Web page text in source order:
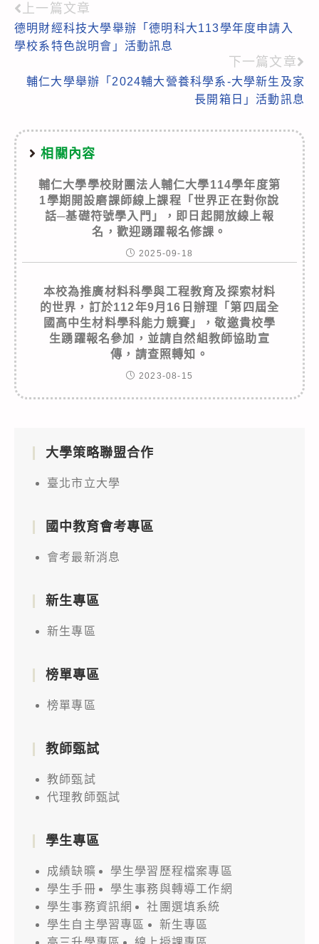
Read
more
上一篇文章
德明財經科技大學舉辦「德明科大113學年度申請入
學校系特色說明會」活動訊息
下一篇文章
輔仁大學舉辦「2024輔大營養科學系-大學新生及家
長開箱日」活動訊息
相關內容
輔仁大學學校財團法人輔仁大學114學年度第
1學期開設磨課師線上課程「世界正在對你說
話─基礎符號學入門」，即日起開放線上報
名，歡迎踴躍報名修課。
2025-09-18
本校為推廣材料科學與工程教育及探索材料
的世界，訂於112年9月16日辦理「第四屆全
國高中生材料學科能力競賽」，敬邀貴校學
生踴躍報名參加，並請自然組教師協助宣
傳，請查照轉知。
2023-08-15
大學策略聯盟合作
臺北市立大學
國中教育會考專區
會考最新消息
新生專區
新生專區
榜單專區
榜單專區
教師甄試
教師甄試
代理教師甄試
學生專區
成績缺曠
學生學習歷程檔案專區
學生手冊
學生事務與轉導工作網
學生事務資訊網
社團選填系統
學生自主學習專區
新生專區